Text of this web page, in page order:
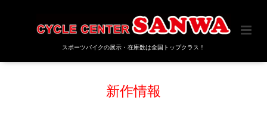
スポーツバイクの展示・在庫数は全国トップクラス！
新作情報